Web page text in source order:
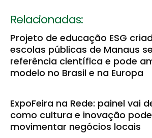
Relacionadas:
Projeto de educação ESG
escolas públicas de Manaus
referência científica e pode
modelo no Brasil e na Europa
ExpoFeira na Rede: painel vai
como cultura e inovação
movimentar negócios locais